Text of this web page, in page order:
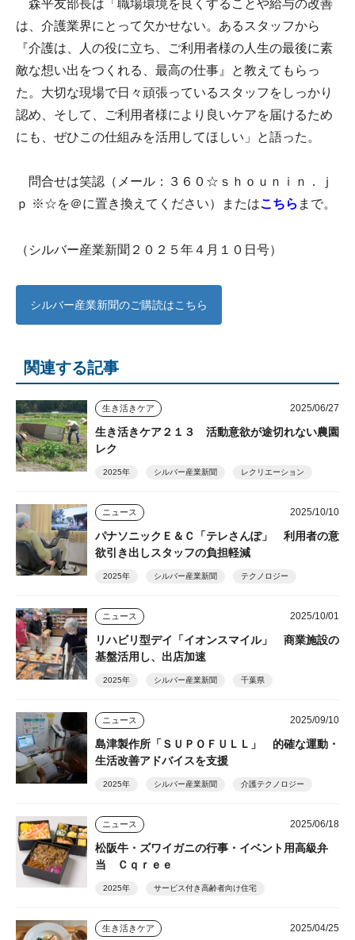
森平友部長は「職場環境を良くすることや給与の改善
は、介護業界にとって欠かせない。あるスタッフから
『介護は、人の役に立ち、ご利用者様の人生の最後に素
敵な想い出をつくれる、最高の仕事』と教えてもらっ
た。大切な現場で日々頑張っているスタッフをしっかり
認め、そして、ご利用者様により良いケアを届けるため
にも、ぜひこの仕組みを活用してほしい」と語った。
問合せは笑認（メール：３６０☆ｓｈｏｕｎｉｎ．ｊ
ｐ ※☆を＠に置き換えてください）またはこちら まで。
（シルバー産業新聞２０２５年４月１０日号）
シルバー産業新聞のご購読はこちら
関連する記事
生き活きケア 2025/06/27
生き活きケア２１３ 活動意欲が途切れない農園
レク
2025年 シルバー産業新聞 レクリエーション
ニュース 2025/10/10
パナソニックＥ＆Ｃ「テレさんぽ」 利用者の意
欲引き出しスタッフの負担軽減
2025年 シルバー産業新聞 テクノロジー
ニュース 2025/10/01
リハビリ型デイ「イオンスマイル」 商業施設の
基盤活用し、出店加速
2025年 シルバー産業新聞 千葉県
ニュース 2025/09/10
島津製作所「ＳＵＰＯＦＵＬＬ」 的確な運動・
生活改善アドバイスを支援
2025年 シルバー産業新聞 介護テクノロジー
ニュース 2025/06/18
松阪牛・ズワイガニの行事・イベント用高級弁
当 Ｃｑｒｅｅ
2025年 サービス付き高齢者向け住宅
生き活きケア 2025/04/25